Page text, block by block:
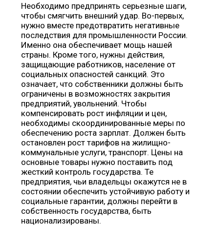
Необходимо предпринять серьезные шаги,
чтобы смягчить внешний удар. Во-первых,
нужно вместе предотвратить негативные
последствия для промышленности России.
Именно она обеспечивает мощь нашей
страны. Кроме того, нужны действия,
защищающие работников, население от
социальных опасностей санкций. Это
означает, что собственники должны быть
ограничены в возможностях закрытия
предприятий, увольнений. Чтобы
компенсировать рост инфляции и цен,
необходимы скоординированные меры по
обеспечению роста зарплат. Должен быть
остановлен рост тарифов на жилищно-
коммунальные услуги, транспорт. Цены на
основные товары нужно поставить под
жесткий контроль государства. Те
предприятия, чьи владельцы окажутся не в
состоянии обеспечить устойчивую работу и
социальные гарантии, должны перейти в
собственность государства, быть
национализированы.